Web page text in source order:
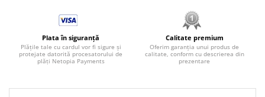
Plata în siguranță
Plățile tale cu cardul vor fi sigure și
protejate datorită procesatorului de
plăți Netopia Payments
Calitate premium
Oferim garanția unui produs de
calitate, conform cu descrierea din
prezentare